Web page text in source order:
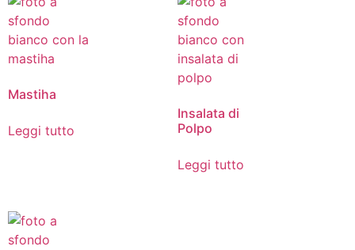
Mastiha
Leggi tutto
Insalata di
Polpo
Leggi tutto